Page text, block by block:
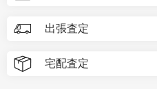
出張査定
宅配査定